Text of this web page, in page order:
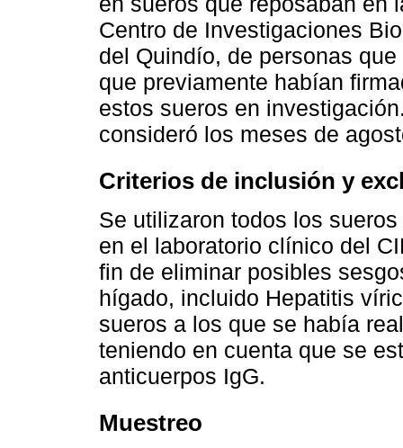
Centro de Investigaciones
del Quindío, de personas
que previamente habían
estos sueros en
consideró los meses de
Criterios de inclusión y
Se utilizaron todos los
en el laboratorio clínico del
fin de eliminar posibles
hígado, incluido Hepatitis
sueros a los que se había
teniendo en cuenta que se
anticuerpos IgG.
Muestreo